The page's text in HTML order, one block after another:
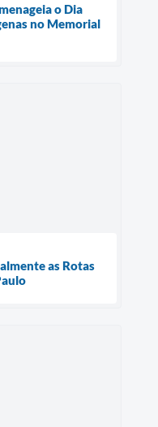
o Dia
no Memorial
as Rotas